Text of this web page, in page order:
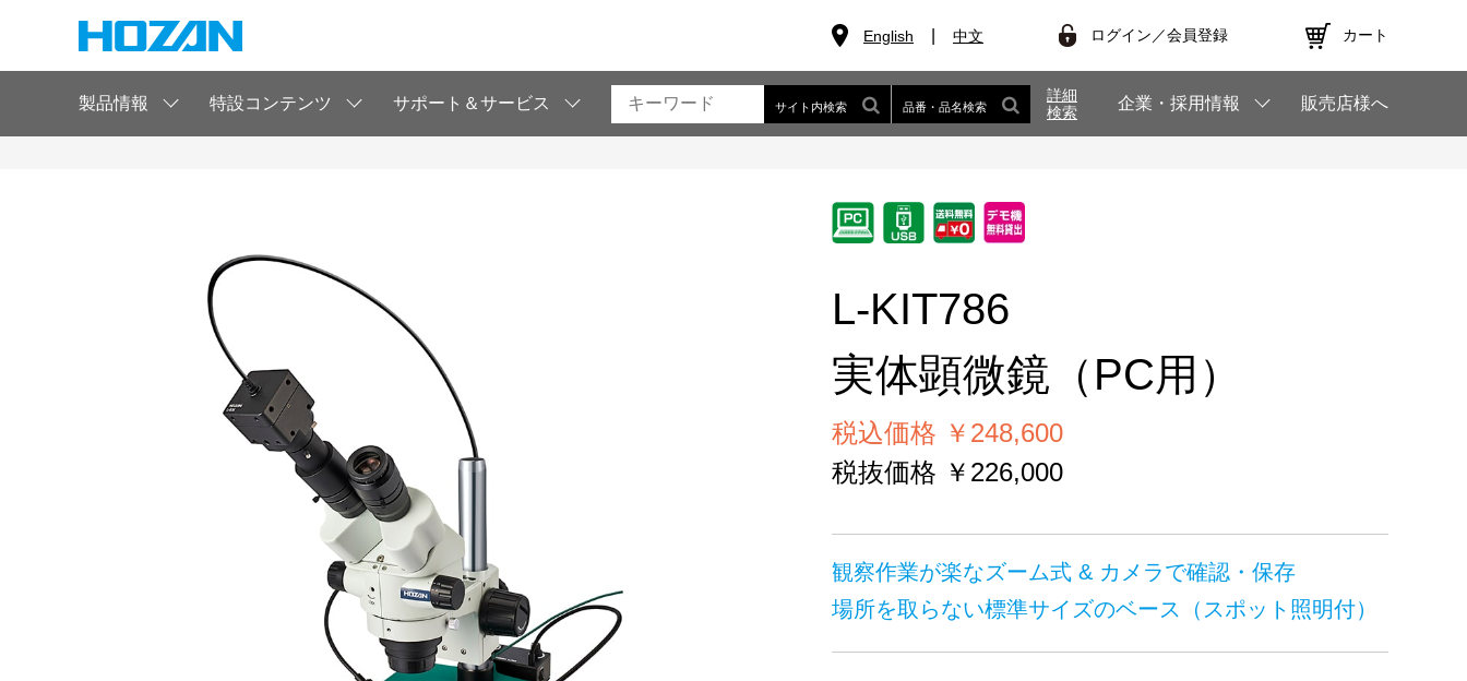
English 中文 ログイン／会員登録 カート
製品情報 特設コンテンツ サポート＆サービス サイト内検索 品番・品名検索
詳細
検索
企業・採用情報 販売店様へ
L-KIT786
実体顕微鏡（PC用）
税込価格 ￥248,600
税抜価格 ￥226,000
観察作業が楽なズーム式 & カメラで確認・保存
場所を取らない標準サイズのベース（スポット照明付）